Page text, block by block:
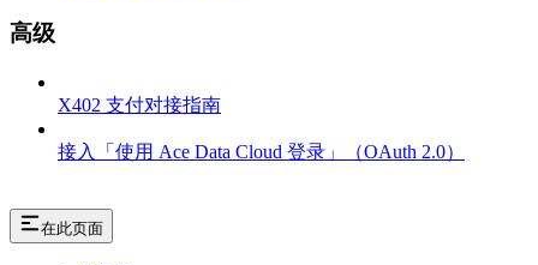
高级
X402 支付对接指南
接入「使用 Ace Data Cloud 登录」（OAuth 2.0）
在此页面